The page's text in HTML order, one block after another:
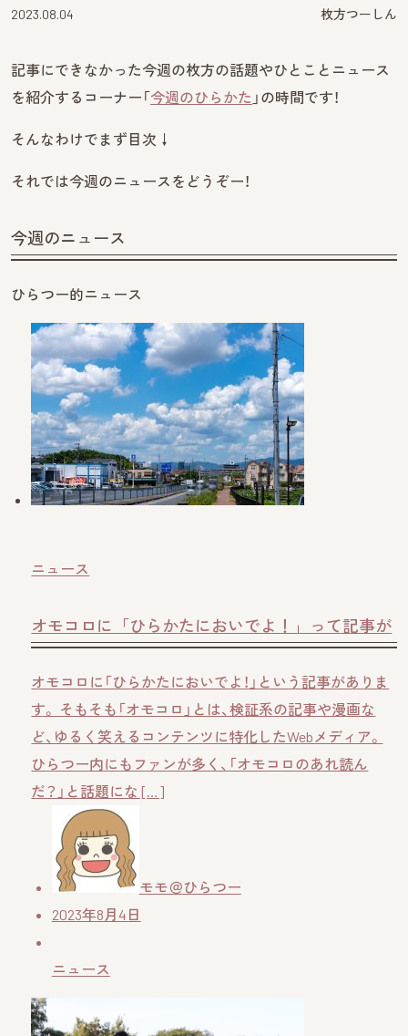
2023.08.04 枚方つーしん
記事にできなかった今週の枚方の話題やひとことニュース
を紹介するコーナー「今週のひらかた 」の時間です！
そんなわけでまず目次↓
それでは今週のニュースをどうぞー！
今週のニュース
ひらつー的ニュース
ニュース
オモコロに「ひらかたにおいでよ！」って記事が
オモコロに「ひらかたにおいでよ！」という記事がありま
す。 そもそも「オモコロ」とは、検証系の記事や漫画な
ど、ゆるく笑えるコンテンツに特化したWebメディア。
ひらつー内にもファンが多く、「オモコロのあれ読ん
だ？」と話題にな […]
モモ＠ひらつー
2023年8月4日
ニュース